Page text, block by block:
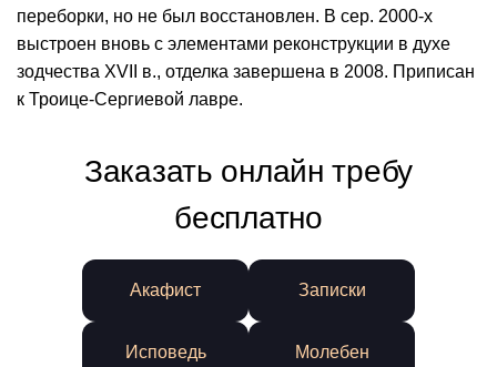
переборки, но не был восстановлен. В сер. 2000-х
выстроен вновь с элементами реконструкции в духе
зодчества XVII в., отделка завершена в 2008. Приписан
к Троице-Сергиевой лавре.
Заказать онлайн требу
бесплатно
Акафист Записки
Исповедь Молебен